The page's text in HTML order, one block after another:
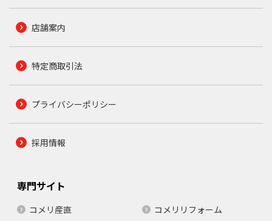
店舗案内
特定商取引法
プライバシーポリシー
採用情報
専門サイト
コメリ産直 コメリリフォーム